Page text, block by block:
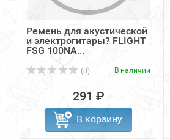
Ремень для акустической
и электрогитары? FLIGHT
FSG 100NA...
(0) В наличии
291 ₽
В корзину